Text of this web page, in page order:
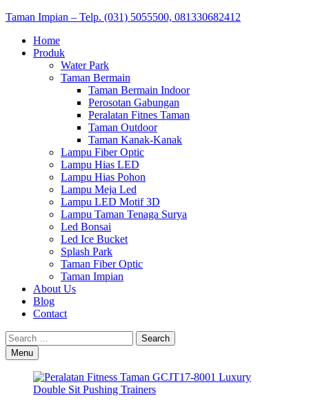
Taman Impian – Telp. (031) 5055500, 081330682412
Primary
Menu
Home
Produk
Water Park
Taman Bermain
Taman Bermain Indoor
Perosotan Gabungan
Peralatan Fitnes Taman
Taman Outdoor
Taman Kanak-Kanak
Lampu Fiber Optic
Lampu Hias LED
Lampu Hias Pohon
Lampu Meja Led
Lampu LED Motif 3D
Lampu Taman Tenaga Surya
Led Bonsai
Led Ice Bucket
Splash Park
Taman Fiber Optic
Taman Impian
About Us
Blog
Contact
Search
Search
for:Menu